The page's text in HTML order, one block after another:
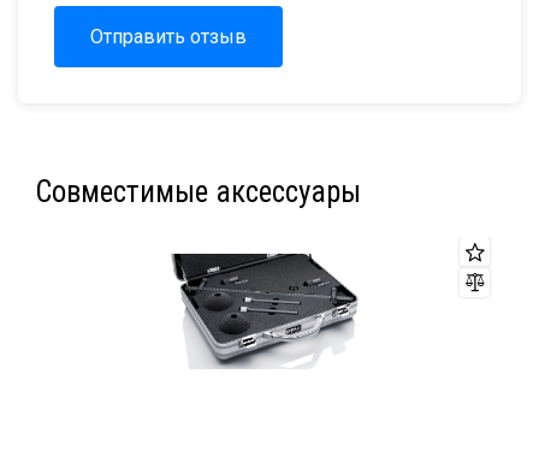
Отправить отзыв
Совместимые аксессуары